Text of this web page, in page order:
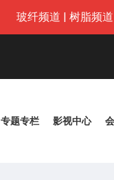
玻纤频道 | 树脂频道
专题专栏 影视中心